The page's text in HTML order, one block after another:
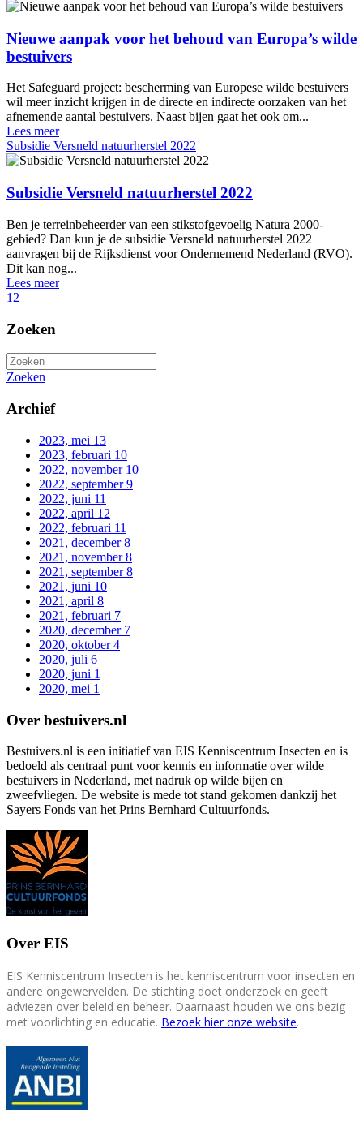
Nieuwe aanpak voor het behoud van Europa’s wilde
bestuivers
Het Safeguard project: bescherming van Europese wilde bestuivers
wil meer inzicht krijgen in de directe en indirecte oorzaken van het
afnemende aantal bestuivers. Naast bijen gaat het ook om...
Lees meer
Subsidie Versneld natuurherstel 2022
Subsidie Versneld natuurherstel 2022
Ben je terreinbeheerder van een stikstofgevoelig Natura 2000-
gebied? Dan kun je de subsidie Versneld natuurherstel 2022
aanvragen bij de Rijksdienst voor Ondernemend Nederland (RVO).
Dit kan nog...
Lees meer
1 2
Zoeken
Zoeken
Archief
2023, mei 13
2023, februari 10
2022, november 10
2022, september9
2022, juni 11
2022, april 12
2022, februari 11
2021, december8
2021, november8
2021, september8
2021, juni 10
2021, april 8
2021, februari 7
2020, december 7
2020, oktober4
2020, juli 6
2020, juni 1
2020, mei 1
Over bestuivers.nl
Bestuivers.nl is een initiatief van EIS Kenniscentrum Insecten en is
bedoeld als centraal punt voor kennis en informatie over wilde
bestuivers in Nederland, met nadruk op wilde bijen en
zweefvliegen. De website is mede tot stand gekomen dankzij het
Sayers Fonds van het Prins Bernhard Cultuurfonds.
Over EIS
EIS Kenniscentrum Insecten is het kenniscentrum voor insecten en
andere ongewervelden. De stichting doet onderzoek en geeft
adviezen over beleid en beheer. Daarnaast houden we ons bezig
met voorlichting en educatie. Bezoek hier onze website.